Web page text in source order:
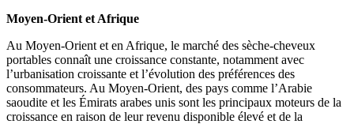
Moyen-Orient et Afrique
Au Moyen-Orient et en Afrique, le marché des sèche-cheveux
portables connaît une croissance constante, notamment avec
l’urbanisation croissante et l’évolution des préférences des
consommateurs. Au Moyen-Orient, des pays comme l’Arabie
saoudite et les Émirats arabes unis sont les principaux moteurs de la
croissance en raison de leur revenu disponible élevé et de la